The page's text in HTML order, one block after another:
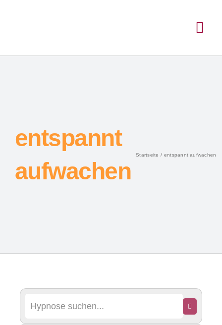
entspannt
aufwachen
Startseite entspannt aufwachen